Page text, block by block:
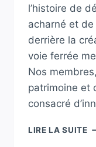
l’histoire de
acharné et
derrière la
voie ferrée
Nos
patrimoine et
consacré
LIRE LA SUITE